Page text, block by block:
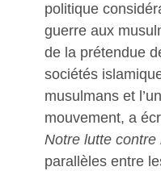
politique
guerre aux
de la prétendue
sociétés
musulmans et
mouvement, a
Notre lutte contre
parallèles entre